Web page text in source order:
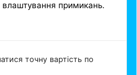
влаштування примикань.
точну вартість по